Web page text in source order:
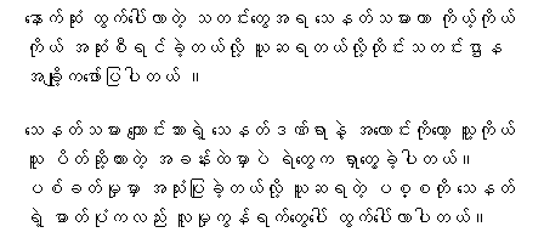
နောက်ဆုံး ထွက်ပေါ်လာတဲ့ သတင်းတွေအရ သေနတ်သမားဟာ ကိုယ့်ကိုယ်
ကိုယ် အဆုံးစီရင်ခဲ့တယ်လို့ ယူဆရတယ်လို့​ထိုင်းသတင်းဌာန
အချို့က​ဖော်ပြပါတယ် ။
သေနတ်သမား ကျောင်းသားရဲ့ သေနတ်ဒဏ်ရာနဲ့ အလောင်းကိုတော့ သူ့ကိုယ်
သူ ပိတ်ဆို့ထားတဲ့ အခန်းထဲမှာပဲ ရဲတွေက ရှာတွေ့ခဲ့ပါတယ်။
ပစ်ခတ်မှုမှာ အသုံးပြုခဲ့တယ်လို့ ယူဆရတဲ့ ပစ္စတို သေနတ်
ရဲ့ ဓာတ်ပုံကလည်း လူမှုကွန်ရက်တွေပေါ် ထွက်ပေါ်လာပါတယ်။